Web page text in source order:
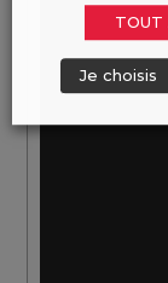
TOUT
Je choisis